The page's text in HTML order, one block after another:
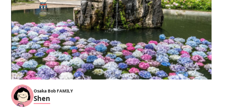
Osaka Bob FAMILY
Shen